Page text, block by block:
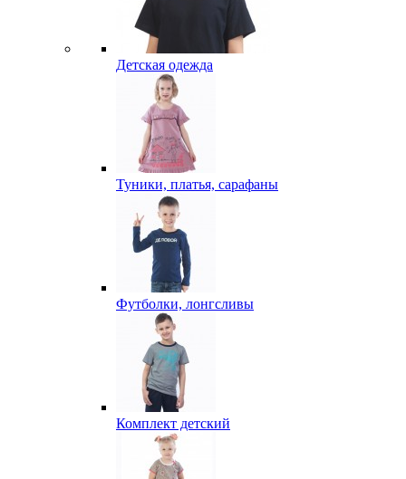
Детская одежда
Туники, платья, сарафаны
Футболки, лонгсливы
Комплект детский